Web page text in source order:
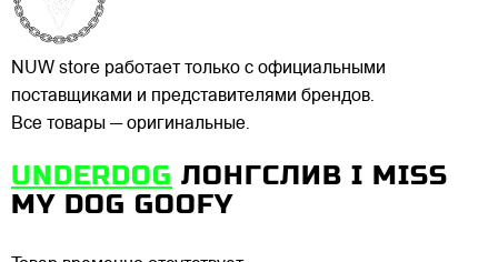
NUW store работает только с официальными
поставщиками и представителями брендов.
Все товары — оригинальные.
UNDERDOG ЛОНГСЛИВ I MISS
MY DOG GOOFY